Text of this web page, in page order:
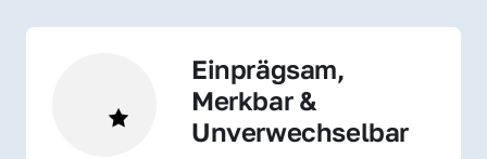
Einprägsam,
Merkbar &
Unverwechselbar